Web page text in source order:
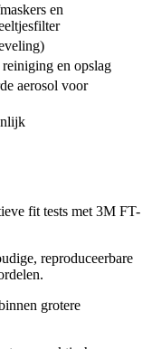
en
en opslag
aerosol voor
fit tests met 3M FT-
reproduceerbare
grotere